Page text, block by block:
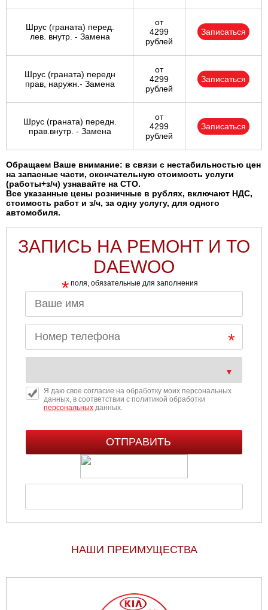
Шрус (граната) перед.
лев. внутр. - Замена
от
4299
рублей
Записаться
Шрус (граната) передн
прав, наружн.- Замена
от
4299
рублей
Записаться
Шрус (граната) передн.
прав.внутр. - Замена
от
4299
рублей
Записаться
Обращаем Ваше внимание: в связи с нестабильностью цен
на запасные части, окончательную стоимость услуги
(работы+з/ч) узнавайте на СТО.
Все указанные цены розничные в рублях, включают НДС,
стоимость работ и з/ч, за одну услугу, для одного
автомобиля.
ЗАПИСЬ НА РЕМОНТ И ТО
DAEWOO
* поля, обязательные для заполнения
Я даю свое согласие на обработку моих персональных
данных, в соответствии с политикой обработки
персональныхданных.
НАШИ ПРЕИМУЩЕСТВА